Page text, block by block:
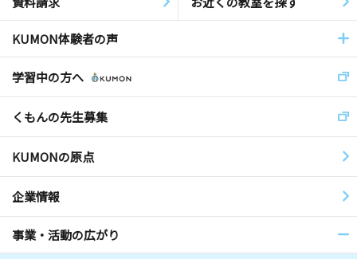
KUMON体験者の声
学習中の方へ
くもんの先生募集
KUMONの原点
企業情報
事業・活動の広がり